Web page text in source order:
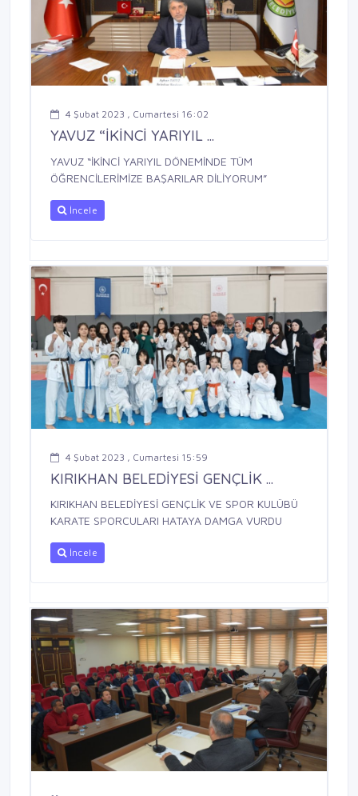
4 Şubat 2023 , Cumartesi 16:02
YAVUZ “İKİNCİ YARIYIL ...
YAVUZ “İKİNCİ YARIYIL DÖNEMİNDE TÜM
ÖĞRENCİLERİMİZE BAŞARILAR DİLİYORUM”
İncele
4 Şubat 2023 , Cumartesi 15:59
KIRIKHAN BELEDİYESİ GENÇLİK ...
KIRIKHAN BELEDİYESİ GENÇLİK VE SPOR KULÜBÜ
KARATE SPORCULARI HATAYA DAMGA VURDU
İncele